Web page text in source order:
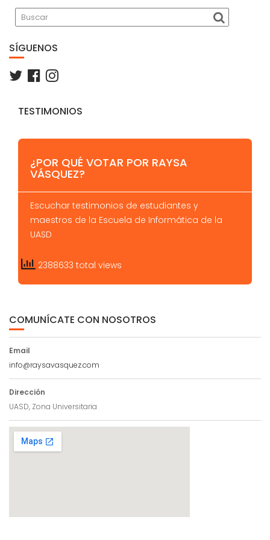
Buscar
SÍGUENOS
TESTIMONIOS
¿POR QUÉ VOTAR POR RAYSA
VÁSQUEZ?
Escuchar testimonios de estudiantes y
maestros de la Escuela de Informática de la
UASD
2388633 total views
COMUNÍCATE CON NOSOTROS
Email
info@raysavasquez.com
Dirección
UASD, Zona Universitaria